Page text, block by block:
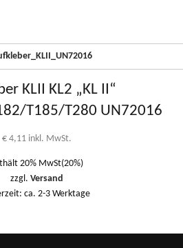
KLII KL2 „KL II“
T185/T280 UN72016
€4,11 inkl. MwSt.
20% MwSt(20%)
zzgl. Versand
ca. 2-3 Werktage